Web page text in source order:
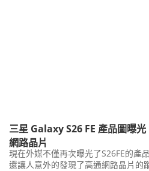
三星 Galaxy S26 FE 產品圖曝
網路晶片
現在外媒不僅再次曝光了S26FE的產
還讓人意外的發現了高通網路晶片的